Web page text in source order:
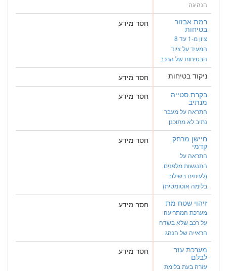
הנהיגה
רמת אבזור
בטיחות
ציון מ-1 עד 8
המעיד על ציוד
הבטיחות של הרכב
חסר מידע
ניקוד בטיחות
חסר מידע
בקרת סטייה
מנתיב
התראה על מעבר
נתיב לא מתוכנן
חסר מידע
חיישן מרחק
קדמי
התראה על
התנגשות מלפנים
(לעיתים בשילוב
בלימה אוטומטית)
חסר מידע
זיהוי שטח מת
מערכת המתריעה
על רכב שלא בשדה
הראייה של הנהג
חסר מידע
מערכת עזר
לבלם
עזרה בעת בלימת
חסר מידע